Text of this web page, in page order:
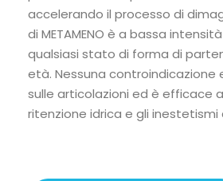
accelerando il processo di
di METAMENO è a bassa
qualsiasi stato di forma di
età. Nessuna controindicazione
sulle articolazioni ed è efficace
ritenzione idrica e gli inestetismi